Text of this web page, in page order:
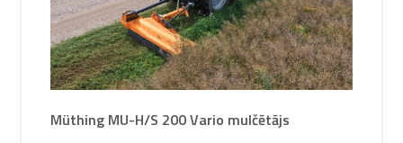
Müthing MU-H/S 200 Vario mulčētājs